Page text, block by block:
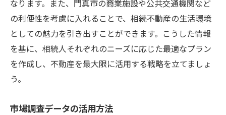
なります。また、門真市の商業施設や公共交通機関など
の利便性を考慮に入れることで、相続不動産の生活環境
としての魅力を引き出すことができます。こうした情報
を基に、相続人それぞれのニーズに応じた最適なプラン
を作成し、不動産を最大限に活用する戦略を立てましょ
う。
市場調査データの活用方法